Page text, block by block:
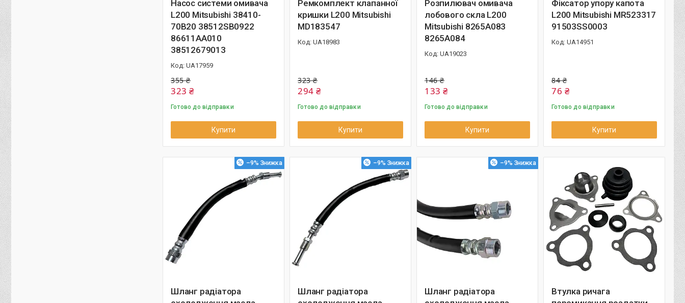
Насос системи омивача
L200 Mitsubishi 38410-
70B20 38512SB0922
86611AA010
38512679013
UA17959
355 ₴
323 ₴
Готово до відправки
Купити
Ремкомплект клапанної
кришки L200 Mitsubishi
MD183547
UA18983
323 ₴
294 ₴
Готово до відправки
Купити
Розпилювач омивача
лобового скла L200
Mitsubishi 8265A083
8265A084
UA19023
146 ₴
133 ₴
Готово до відправки
Купити
Фіксатор упору капота
L200 Mitsubishi MR523317
91503SS0003
UA14951
84 ₴
76 ₴
Готово до відправки
Купити
–9%
Шланг радіатора
–9%
Шланг радіатора
–9%
Шланг радіатора
Втулка ричага